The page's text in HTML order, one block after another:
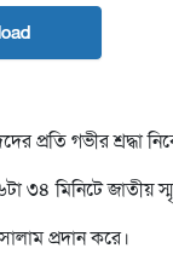
প্রতি গভীর শ্রদ্ধা
৩৪ মিনিটে জাতীয়
প্রদান করে।